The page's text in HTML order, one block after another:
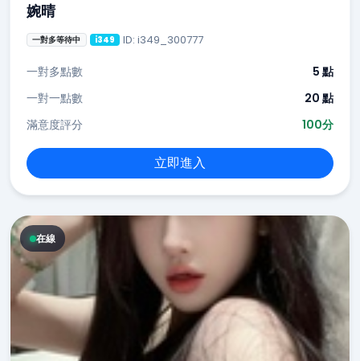
婉晴
一對多等待中 i349 ID: i349_300777
一對多點數
5 點
一對一點數
20 點
滿意度評分
100分
立即進入
在線